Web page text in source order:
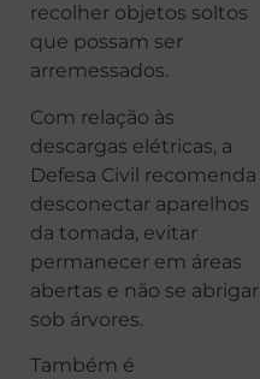
recolher objetos soltos
que possam ser
arremessados.
Com relação às
descargas elétricas, a
Defesa Civil recomenda
desconectar aparelhos
da tomada, evitar
permanecer em áreas
abertas e não se abrigar
sob árvores.
Também é